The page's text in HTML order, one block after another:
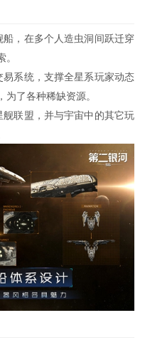
，在多个人造虫洞间跃迁穿
系统，支撑全星系玩家动态
了各种稀缺资源。
联盟，并与宇宙中的其它玩